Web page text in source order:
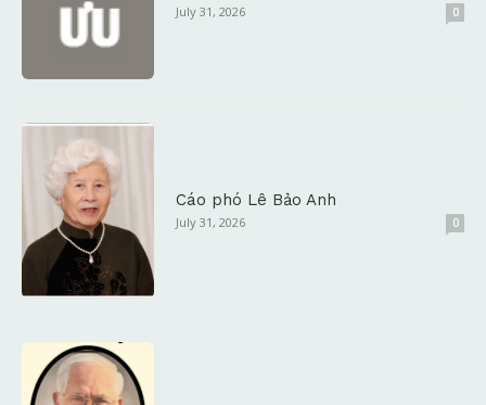
July 31, 2026 0
Cáo phó Lê Bảo Anh
July 31, 2026 0